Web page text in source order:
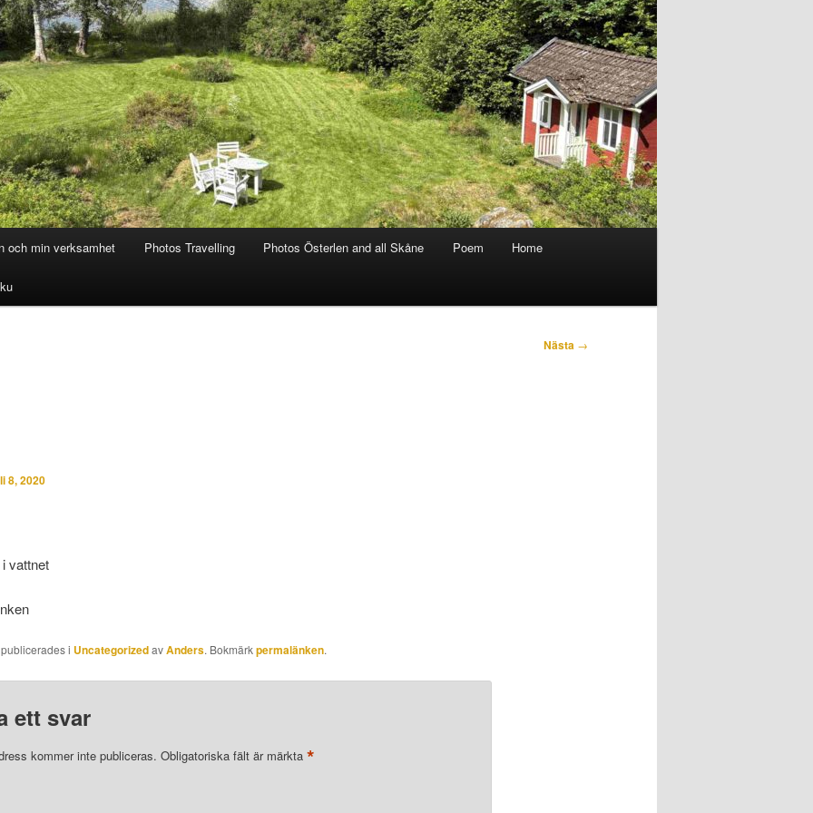
och min verksamhet Photos Travelling Photos Österlen and all Skåne Poem Home
Nästa →
8, 2020
vattnet
i UncategorizedavAnders. Bokmärkpermalänken.
ett svar
kommer inte publiceras. Obligatoriska fält är märkta *